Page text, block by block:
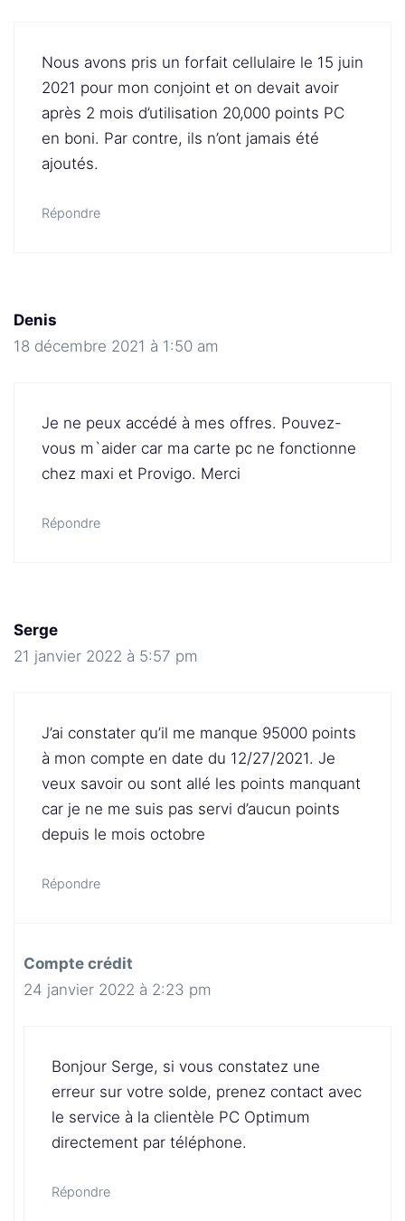
Nous avons pris un forfait cellulaire le 15 juin
2021 pour mon conjoint et on devait avoir
après 2 mois d’utilisation 20,000 points PC
en boni. Par contre, ils n’ont jamais été
ajoutés.
Répondre
Denis
18 décembre 2021 à 1:50 am
Je ne peux accédé à mes offres. Pouvez-
vous m`aider car ma carte pc ne fonctionne
chez maxi et Provigo. Merci
Répondre
Serge
21 janvier 2022 à 5:57 pm
J’ai constater qu’il me manque 95000 points
à mon compte en date du 12/27/2021. Je
veux savoir ou sont allé les points manquant
car je ne me suis pas servi d’aucun points
depuis le mois octobre
Répondre
Compte crédit
24 janvier 2022 à 2:23 pm
Bonjour Serge, si vous constatez une
erreur sur votre solde, prenez contact avec
le service à la clientèle PC Optimum
directement par téléphone.
Répondre